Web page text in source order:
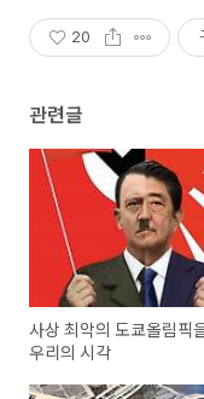
20
관련글
사상 최악의 도쿄올림픽
우리의 시각